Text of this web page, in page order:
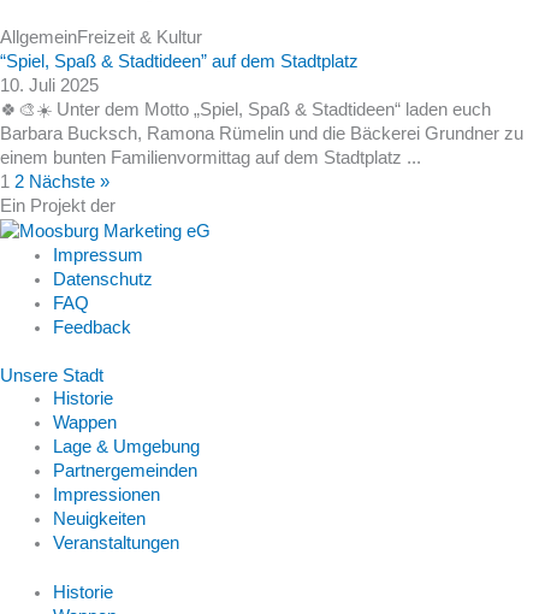
AllgemeinFreizeit & Kultur
“Spiel, Spaß & Stadtideen” auf dem Stadtplatz
10. Juli 2025
🍀🎨☀️ Unter dem Motto „Spiel, Spaß & Stadtideen“ laden euch
Barbara Bucksch, Ramona Rümelin und die Bäckerei Grundner zu
einem bunten Familienvormittag auf dem Stadtplatz ...
1 2 Nächste »
Ein Projekt der
Impressum
Datenschutz
FAQ
Feedback
Unsere Stadt
Historie
Wappen
Lage & Umgebung
Partnergemeinden
Impressionen
Neuigkeiten
Veranstaltungen
Historie